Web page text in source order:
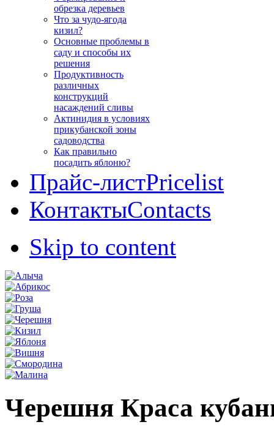
обрезка деревьев
Что за чудо-ягода
кизил?
Основные проблемы в
саду и способы их
решения
Продуктивность
различных
конструкций
насаждений сливы
Актинидия в условиях
прикубанской зоны
садоводства
Как правильно
посадить яблоню?
Прайс-листPricelist
КонтактыContacts
Skip to content
Черешня Краса